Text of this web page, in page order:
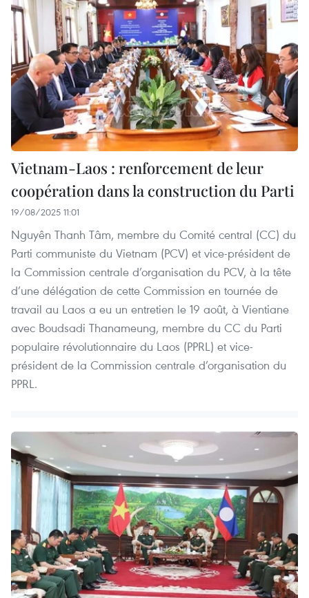
Vietnam-Laos : renforcement de leur
coopération dans la construction du Parti
19/08/2025 11:01
Nguyên Thanh Tâm, membre du Comité central (CC) du
Parti communiste du Vietnam (PCV) et vice-président de
la Commission centrale d’organisation du PCV, à la tête
d’une délégation de cette Commission en tournée de
travail au Laos a eu un entretien le 19 août, à Vientiane
avec Boudsadi Thanameung, membre du CC du Parti
populaire révolutionnaire du Laos (PPRL) et vice-
président de la Commission centrale d’organisation du
PPRL.